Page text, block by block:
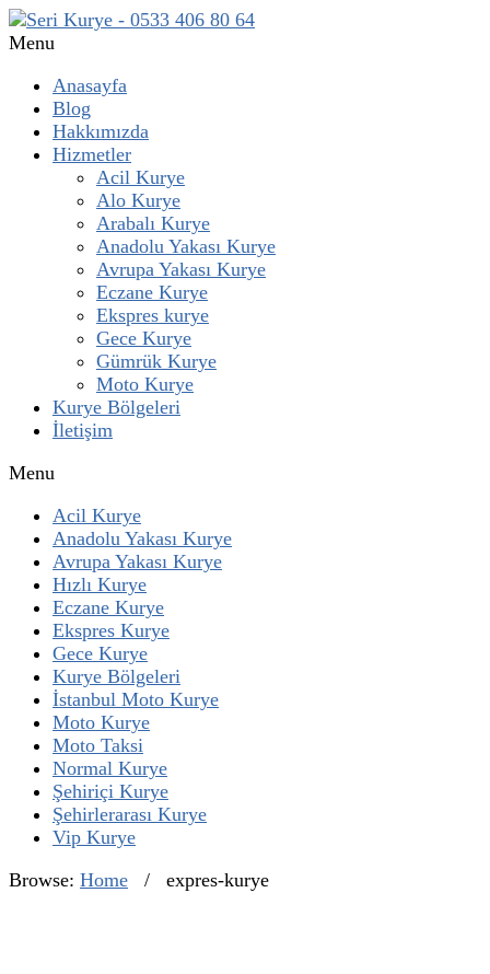
Menu
Anasayfa
Blog
Hakkımızda
Hizmetler
Acil Kurye
Alo Kurye
Arabalı Kurye
Anadolu Yakası Kurye
Avrupa Yakası Kurye
Eczane Kurye
Ekspres kurye
Gece Kurye
Gümrük Kurye
Moto Kurye
Kurye Bölgeleri
İletişim
Menu
Acil Kurye
Anadolu Yakası Kurye
Avrupa Yakası Kurye
Hızlı Kurye
Eczane Kurye
Ekspres Kurye
Gece Kurye
Kurye Bölgeleri
İstanbul Moto Kurye
Moto Kurye
Moto Taksi
Normal Kurye
Şehiriçi Kurye
Şehirlerarası Kurye
Vip Kurye
Browse: Home / expres-kurye